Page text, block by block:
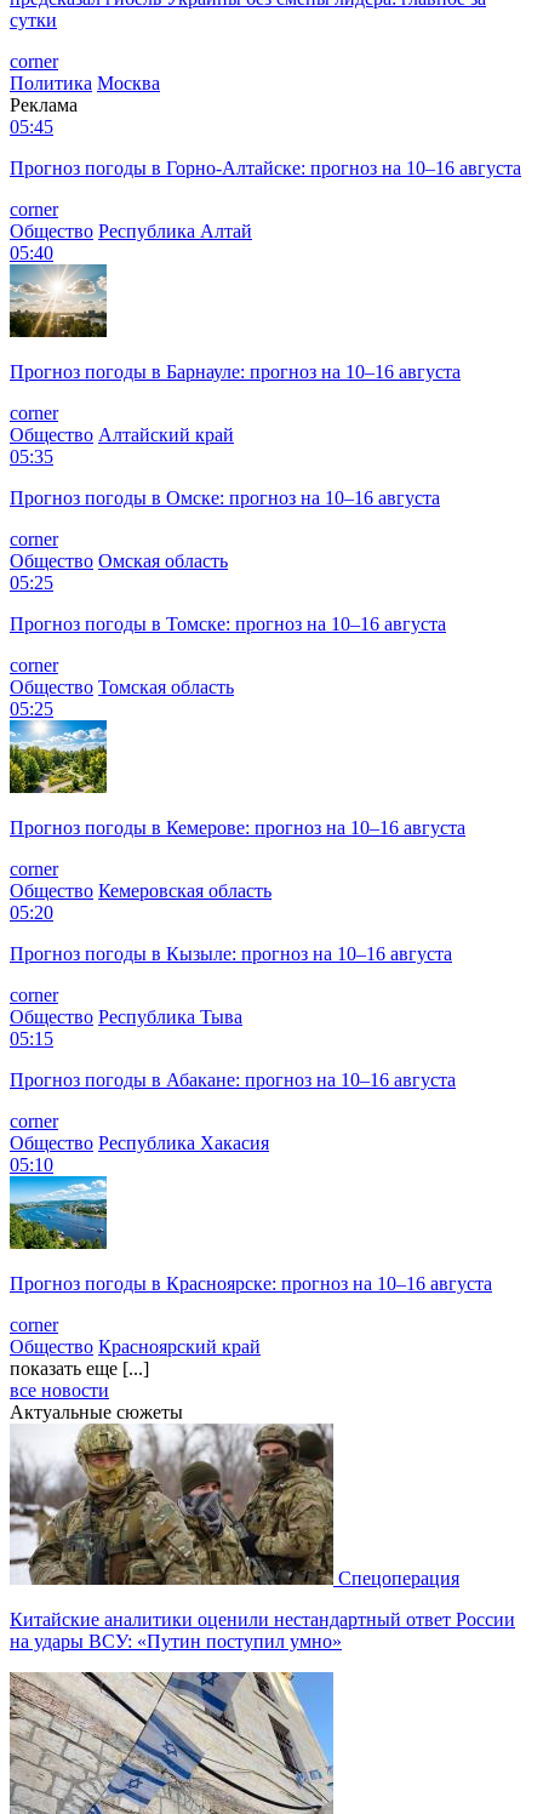
сутки
corner
Политика Москва
Реклама
05:45
Прогноз погоды в Горно-Алтайске: прогноз на 10–16 августа
corner
Общество Республика Алтай
05:40
Прогноз погоды в Барнауле: прогноз на 10–16 августа
corner
Общество Алтайский край
05:35
Прогноз погоды в Омске: прогноз на 10–16 августа
corner
Общество Омская область
05:25
Прогноз погоды в Томске: прогноз на 10–16 августа
corner
Общество Томская область
05:25
Прогноз погоды в Кемерове: прогноз на 10–16 августа
corner
Общество Кемеровская область
05:20
Прогноз погоды в Кызыле: прогноз на 10–16 августа
corner
Общество Республика Тыва
05:15
Прогноз погоды в Абакане: прогноз на 10–16 августа
corner
Общество Республика Хакасия
05:10
Прогноз погоды в Красноярске: прогноз на 10–16 августа
corner
Общество Красноярский край
показать еще [...]
все новости
Актуальные сюжеты
Спецоперация
Китайские аналитики оценили нестандартный ответ России
на удары ВСУ: «Путин поступил умно»